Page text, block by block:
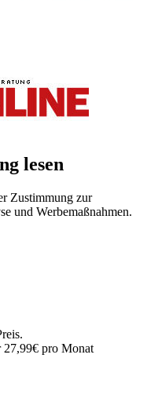
lesen
Zustimmung zur
und Werbemaßnahmen.
27,99€ pro Monat